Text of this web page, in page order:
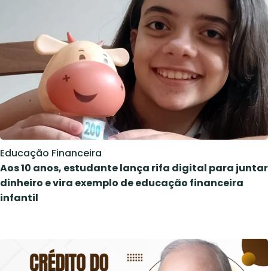
Educação Financeira
Aos 10 anos, estudante lança rifa digital para juntar
dinheiro e vira exemplo de educação financeira
infantil